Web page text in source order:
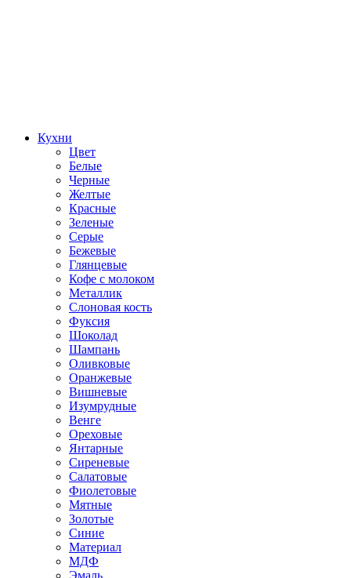
Кухни
Цвет
Белые
Черные
Желтые
Красные
Зеленые
Серые
Бежевые
Глянцевые
Кофе с молоком
Металлик
Слоновая кость
Фуксия
Шоколад
Шампань
Оливковые
Оранжевые
Вишневые
Изумрудные
Венге
Ореховые
Янтарные
Сиреневые
Салатовые
Фиолетовые
Мятные
Золотые
Синие
Материал
МДФ
Эмаль